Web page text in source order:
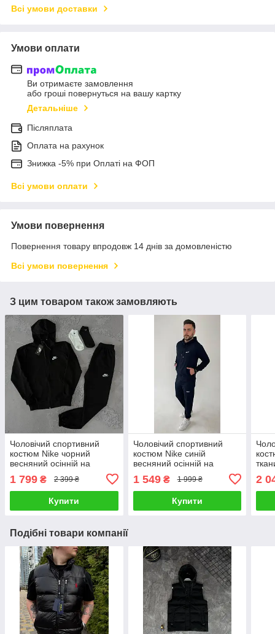
Всі умови доставки
Умови оплати
Ви отримаєте замовлення
або гроші повернуться на вашу картку
Детальніше
Післяплата
Оплата на рахунок
Знижка -5% при Оплаті на ФОП
Всі умови оплати
Умови повернення
Повернення товару впродовж 14 днів за домовленістю
Всі умови повернення
З цим товаром також замовляють
Чоловічий спортивний
костюм Nike чорний
весняний осінній на
худи + штани Найк
1 799 ₴ 2 399 ₴
Купити
Чоловічий спортивний
костюм Nike синій
весняний осінній на
Штани Найк
1 549₴ 1 999 ₴
Купити
2
Подібні товари компанії